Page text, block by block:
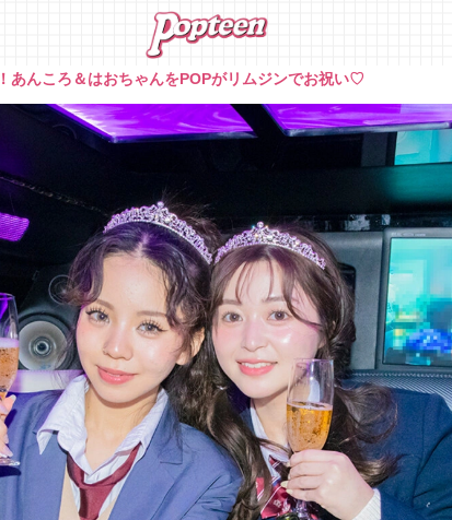
あんころ＆はおちゃんをPOPがリムジンでお祝い♡